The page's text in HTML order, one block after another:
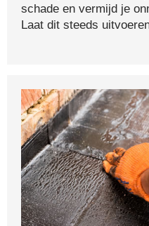
schade en vermijd je
Laat dit steeds